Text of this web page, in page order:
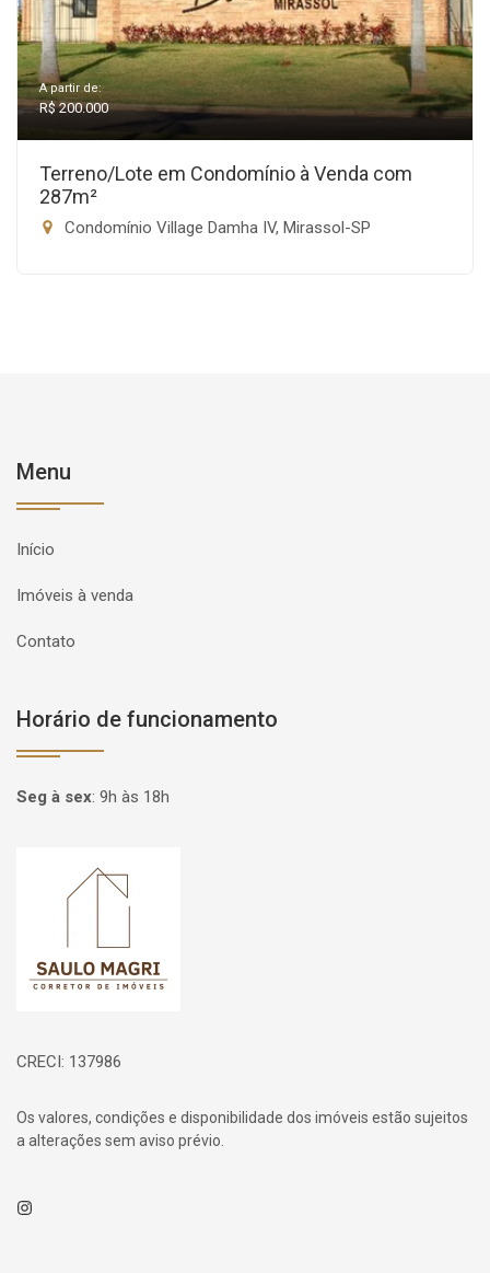
A partir de:
R$ 200.000
Terreno/Lote em Condomínio à Venda com
287m²
Condomínio Village Damha IV, Mirassol-SP
Menu
Início
Imóveis à venda
Contato
Horário de funcionamento
Seg à sex: 9h às 18h
Página inicial
CRECI: 137986
Os valores, condições e disponibilidade dos imóveis estão sujeitos
a alterações sem aviso prévio.
Instagram